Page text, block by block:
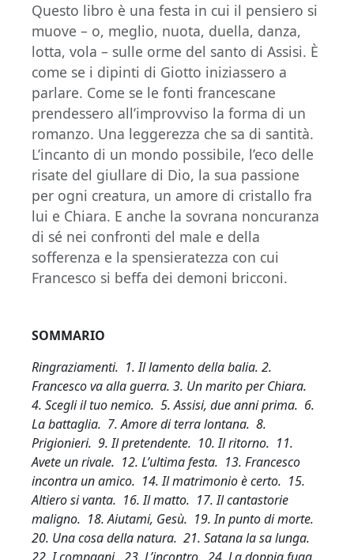
Questo libro è una festa in cui il pensiero si
muove – o, meglio, nuota, duella, danza,
lotta, vola – sulle orme del santo di Assisi. È
come se i dipinti di Giotto iniziassero a
parlare. Come se le fonti francescane
prendessero all’improvviso la forma di un
romanzo. Una leggerezza che sa di santità.
L’incanto di un mondo possibile, l’eco delle
risate del giullare di Dio, la sua passione
per ogni creatura, un amore di cristallo fra
lui e Chiara. E anche la sovrana noncuranza
di sé nei confronti del male e della
sofferenza e la spensieratezza con cui
Francesco si beffa dei demoni bricconi.
SOMMARIO
Ringraziamenti. 1. Il lamento della balia. 2.
Francesco va alla guerra. 3. Un marito per Chiara.
4. Scegli il tuo nemico. 5. Assisi, due anni prima. 6.
La battaglia. 7. Amore di terra lontana. 8.
Prigionieri. 9. Il pretendente. 10. Il ritorno. 11.
Avete un rivale. 12. L’ultima festa. 13. Francesco
incontra un amico. 14. Il matrimonio è certo. 15.
Altiero si vanta. 16. Il matto. 17. Il cantastorie
maligno. 18. Aiutami, Gesù. 19. In punto di morte.
20. Una cosa della natura. 21. Satana la sa lunga.